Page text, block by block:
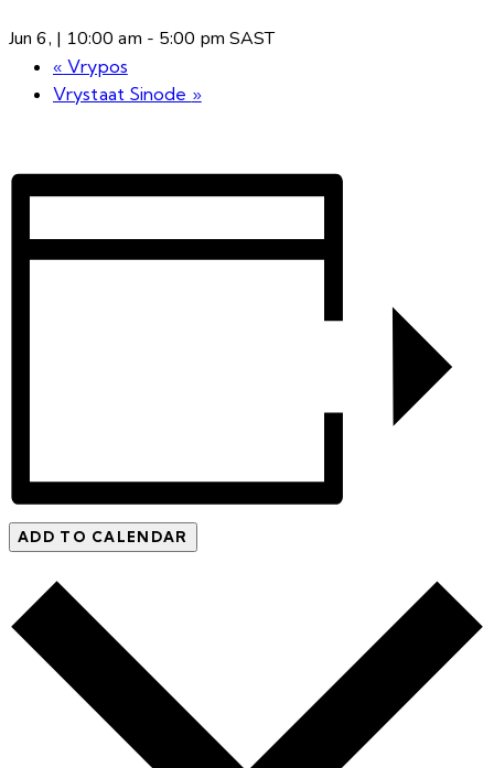
Jun 6, | 10:00 am - 5:00 pm SAST
« Vrypos
Vrystaat Sinode »
ADD TO CALENDAR